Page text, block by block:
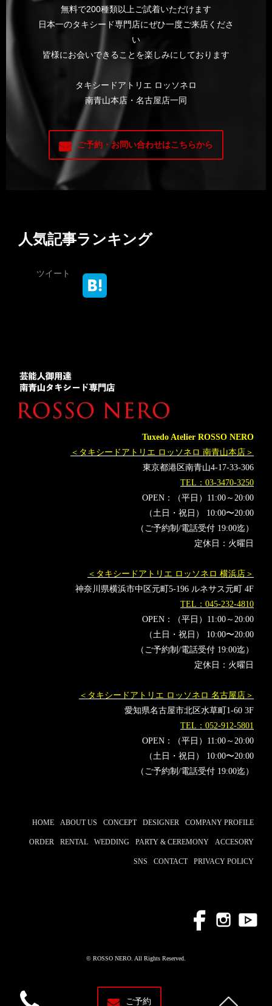
無料で200種類以上ご試着いただけます
日本一のタキシード専門店にぜひ一度ご来店くださ
い
皆様にお会いできることを楽しみにしております
タキシードアトリエ ロッソネロ
南青山本店・名古屋店一同
ご予約・お問い合わせはこちらから
ご予約
人気記事ランキング
ツイート
Tuxedo Atelier ROSSO NERO
＜タキシードアトリエ ロッソネロ 南青山本店＞
東京都港区南青山4-17-33-306
TEL：03-3470-3250
OPEN：（平日）11:00～20:00
（土日・祝日） 10:00〜20:00
（ご予約制/電話受付 19:00迄）
定休日：火曜日
＜タキシードアトリエ ロッソネロ 横浜店＞
神奈川県横浜市中区元町5-196 ルネサス元町 4F
TEL：045-232-4810
OPEN：（平日）11:00～20:00
（土日・祝日） 10:00〜20:00
（ご予約制/電話受付 19:00迄）
定休日：火曜日
＜タキシードアトリエ ロッソネロ 名古屋店＞
愛知県名古屋市北区水草町1-60 3F
TEL：052-912-5801
OPEN：（平日）11:00～20:00
（土日・祝日） 10:00〜20:00
（ご予約制/電話受付 19:00迄）
HOME ABOUT US CONCEPT DESIGNER COMPANY PROFILE
ORDER RENTAL WEDDING PARTY & CEREMONY ACCESORY
SNS CONTACT PRIVACY POLICY
© ROSSO NERO. All Rights Reserved.